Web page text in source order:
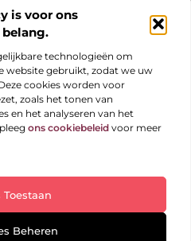
is voor ons
technologieën om
website gebruikt, zodat we uw
cookies worden voor
zoals het tonen van
en het analyseren van het
ons cookiebeleid voor meer
Toestaan
Beheren
op obs-beukenlaan.nl
en tips voor jouw dagelijks
leven.